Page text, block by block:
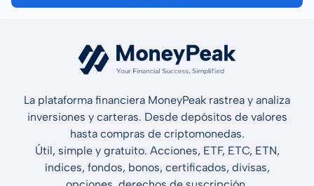
La plataforma financiera MoneyPeak rastrea y analiza
inversiones y carteras. Desde depósitos de valores
hasta compras de criptomonedas.
Útil, simple y gratuito. Acciones, ETF, ETC, ETN,
índices, fondos, bonos, certificados, divisas,